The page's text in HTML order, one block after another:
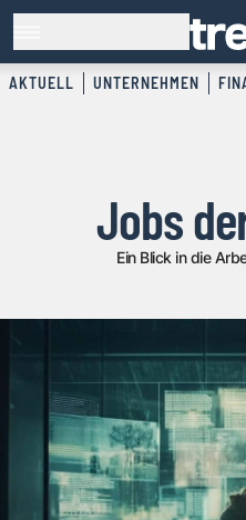
AKTUELL UNTERNEHMEN
Jobs
Ein Blick in die